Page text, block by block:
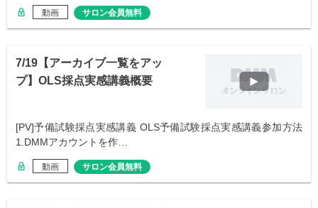
動画 サロン会員無料
7/19【アーカイブ一覧をアッ
プ】OLS採点実感講義概要
[PV]予備試験採点実感講義 OLS予備試験採点実感講義参加方法
1.DMMアカウントを作…
動画 サロン会員無料